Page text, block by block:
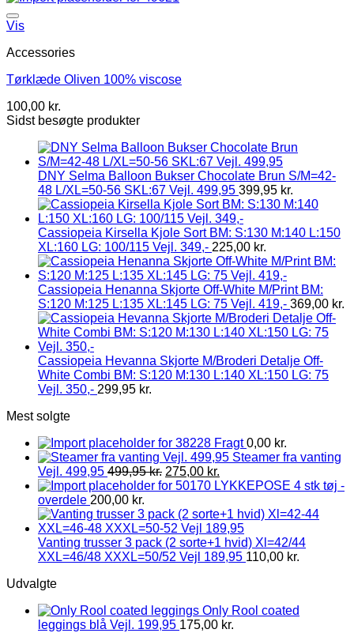
Vis
Accessories
Tørklæde Oliven 100% viscose
100,00 kr.
Sidst besøgte produkter
DNY Selma Balloon Bukser Chocolate Brun S/M=42-
48 L/XL=50-56 SKL:67 Vejl. 499,95 399,95 kr.
Cassiopeia Kirsella Kjole Sort BM: S:130 M:140 L:150
XL:160 LG: 100/115 Vejl. 349,- 225,00 kr.
Cassiopeia Henanna Skjorte Off-White M/Print BM:
S:120 M:125 L:135 XL:145 LG: 75 Vejl. 419,- 369,00 kr.
Cassiopeia Hevanna Skjorte M/Broderi Detalje Off-
White Combi BM: S:120 M:130 L:140 XL:150 LG: 75
Vejl. 350,- 299,95 kr.
Mest solgte
Fragt 0,00 kr.
Steamer fra vanting
Vejl. 499,95 499,95kr. 275,00 kr.
LYKKEPOSE 4 stk tøj -
overdele 200,00 kr.
Vanting trusser 3 pack (2 sorte+1 hvid) Xl=42/44
XXL=46/48 XXXL=50/52 Vejl 189,95 110,00 kr.
Udvalgte
Only Rool coated
leggings blå Vejl. 199,95 175,00 kr.